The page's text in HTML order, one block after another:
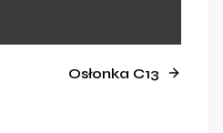
Osłonka C13